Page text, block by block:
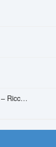
Sara Perche Ti Amo – Ricchi E Poveri